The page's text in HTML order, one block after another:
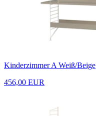
Kinderzimmer A Weiß/Beige
456,00 EUR